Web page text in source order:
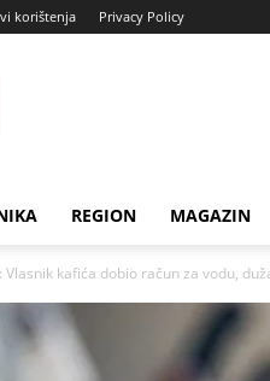
korištenja Privacy Policy
REGION MAGAZIN
kafića dobio račun za vodu,